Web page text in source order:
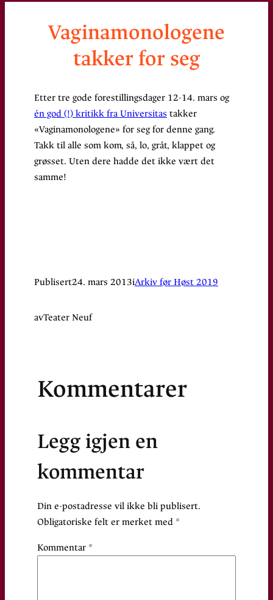
Vaginamonologene
takker for seg
Etter tre gode forestillingsdager 12-14. mars og
én god (!) kritikk fra Universitas takker
«Vaginamonologene» for seg for denne gang.
Takk til alle som kom, så, lo, gråt, klappet og
grøsset. Uten dere hadde det ikke vært det
samme!
Publisert24. mars 2013iArkiv før Høst 2019
avTeater Neuf
Kommentarer
Legg igjen en
kommentar
Din e-postadresse vil ikke bli publisert.
Obligatoriske felt er merket med *
Kommentar *